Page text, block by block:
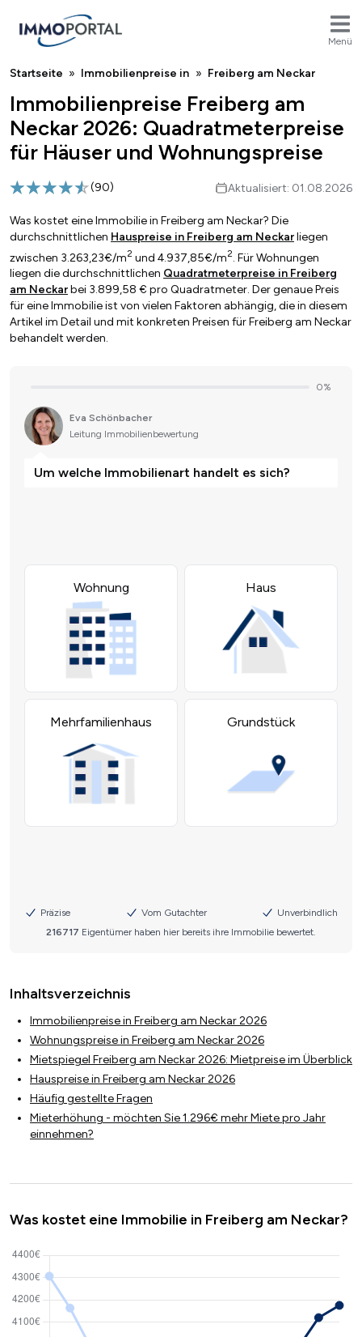
Menü
Breadcrumb
Startseite Immobilienpreise in Freiberg am Neckar
Immobilienpreise Freiberg am
Neckar 2026: Quadratmeterpreise
für Häuser und Wohnungspreise
(90) Aktualisiert: 01.08.2026
Was kostet eine Immobilie in Freiberg am Neckar? Die
durchschnittlichen Hauspreise in Freiberg am Neckarliegen
zwischen 3.263,23€/m2 und 4.937,85€/m2. Für Wohnungen
liegen die durchschnittlichen Quadratmeterpreise in Freiberg
am Neckarbei 3.899,58 € pro Quadratmeter. Der genaue Preis
für eine Immobilie ist von vielen Faktoren abhängig, die in diesem
Artikel im Detail und mit konkreten Preisen für Freiberg am Neckar
behandelt werden.
Inhaltsverzeichnis
Immobilienpreise in Freiberg am Neckar 2026
Wohnungspreise in Freiberg am Neckar 2026
Mietspiegel Freiberg am Neckar 2026: Mietpreise im Überblick
Hauspreise in Freiberg am Neckar 2026
Häufig gestellte Fragen
Mieterhöhung - möchten Sie 1.296€ mehr Miete pro Jahr
einnehmen?
Was kostet eine Immobilie in Freiberg am Neckar?